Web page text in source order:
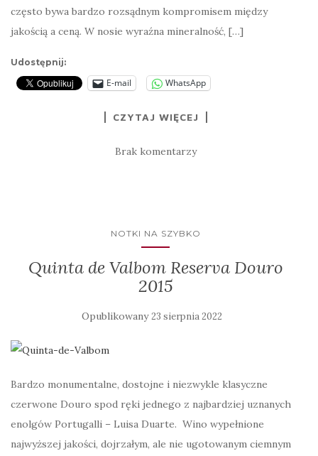
często bywa bardzo rozsądnym kompromisem między
jakością a ceną. W nosie wyraźna mineralność, […]
Udostępnij:
E-mail WhatsApp
CZYTAJ WIĘCEJ
Brak komentarzy
NOTKI NA SZYBKO
Quinta de Valbom Reserva Douro
2015
Opublikowany23 sierpnia 2022
Bardzo monumentalne, dostojne i niezwykle klasyczne
czerwone Douro spod ręki jednego z najbardziej uznanych
enolgów Portugalli – Luisa Duarte. Wino wypełnione
najwyższej jakości, dojrzałym, ale nie ugotowanym ciemnym